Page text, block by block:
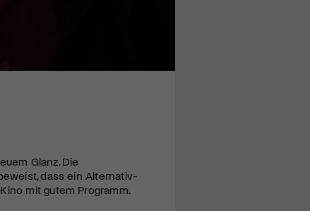
Glanz. Die
dass ein Alternativ-
mit gutem Programm.